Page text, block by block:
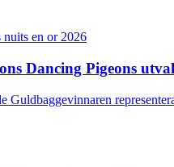
Dancing Pigeons
Guldbaggevinnaren